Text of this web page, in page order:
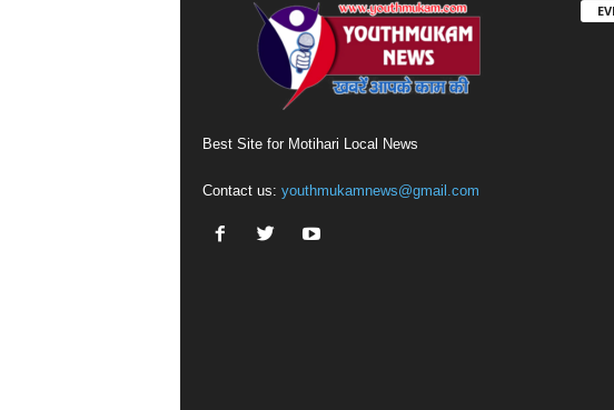
Best Site for Motihari Local News
Contact us: youthmukamnews@gmail.com